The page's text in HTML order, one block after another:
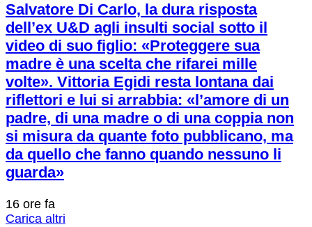
Salvatore Di Carlo, la dura risposta
dell’ex U&D agli insulti social sotto il
video di suo figlio: «Proteggere sua
madre è una scelta che rifarei mille
volte». Vittoria Egidi resta lontana dai
riflettori e lui si arrabbia: «l’amore di un
padre, di una madre o di una coppia non
si misura da quante foto pubblicano, ma
da quello che fanno quando nessuno li
guarda»
16 ore fa
Carica altri